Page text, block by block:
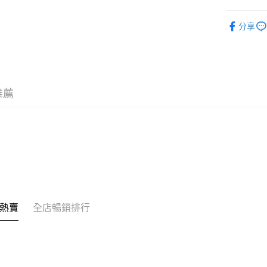
銀行匯款
至分享
薦
賣 全店暢銷排行